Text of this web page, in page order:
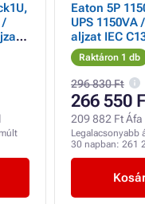
Eaton 5P
UPS 1150VA
aljzat IEC
Raktáron 1 db
296 830 Ft
266 550
209 882 Ft
Legalacsonyabb
30 napban: 261